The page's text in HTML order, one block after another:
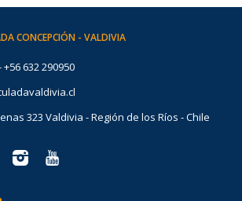
CONCEPCIÓN - VALDIVIA
+56 632 290950
323 Valdivia - Región de los Ríos - Chile